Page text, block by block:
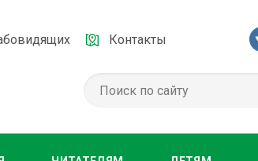
Контакты